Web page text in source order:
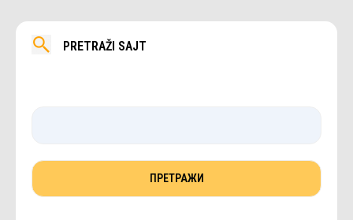
PRETRAŽI SAJT